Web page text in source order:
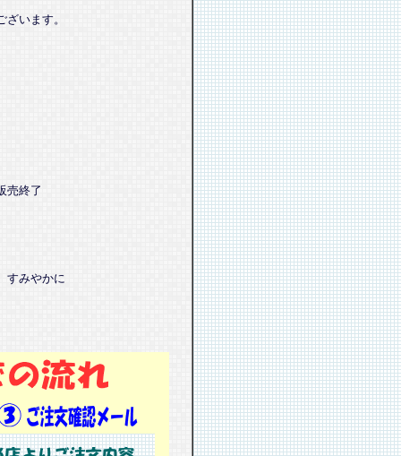
います。
売終了
すみやかに